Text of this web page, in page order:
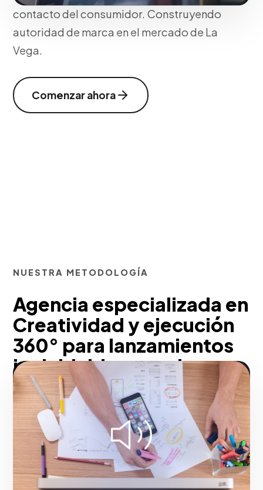
contacto del consumidor. Construyendo
autoridad de marca en el mercado de La
Vega.
Comenzar ahora
NUESTRA METODOLOGÍA
Agencia especializada en
Creatividad y ejecución
360° para lanzamientos
inolvidables para La
Vega
Para el mercado local, cambiamos
percepciones y movilizamos masas.
Mediante campañas emotivas,
polémicas o altamente aspiracionales,